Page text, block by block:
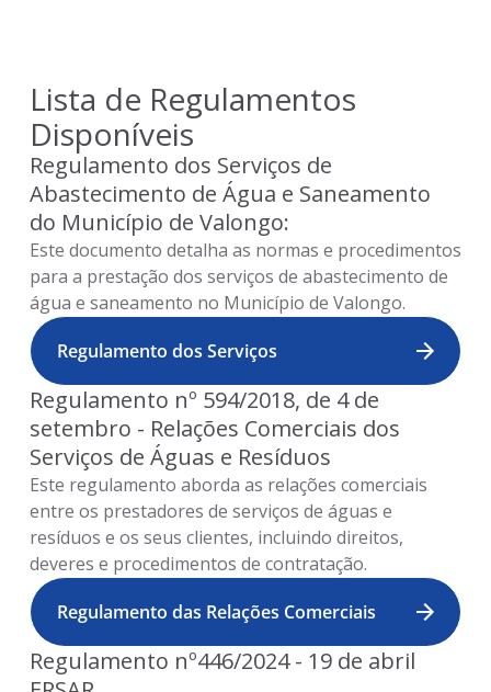
Lista de Regulamentos
Disponíveis
Regulamento dos Serviços de
Abastecimento de Água e Saneamento
do Município de Valongo:
Este documento detalha as normas e procedimentos
para a prestação dos serviços de abastecimento de
água e saneamento no Município de Valongo.
Regulamento dos Serviços
Regulamento nº 594/2018, de 4 de
setembro - Relações Comerciais dos
Serviços de Águas e Resíduos
Este regulamento aborda as relações comerciais
entre os prestadores de serviços de águas e
resíduos e os seus clientes, incluindo direitos,
deveres e procedimentos de contratação.
Regulamento das Relações Comerciais
Regulamento nº446/2024 - 19 de abril